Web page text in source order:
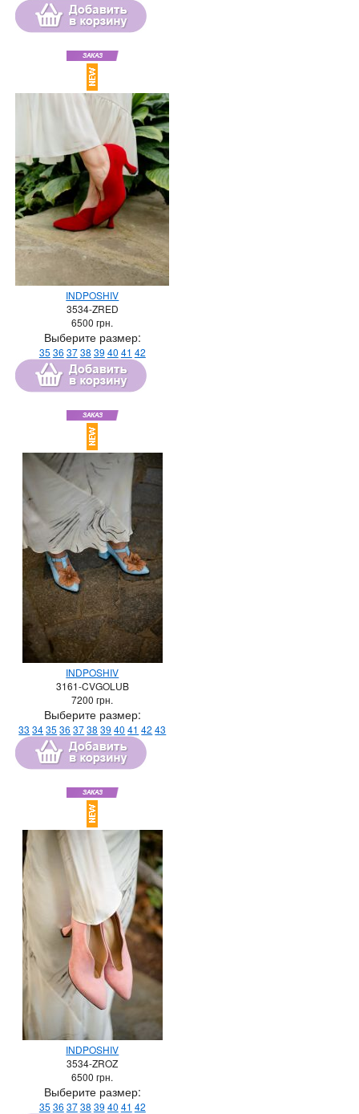
INDPOSHIV
3534-ZRED
6500 грн.
Выберите размер:
35 36 3738 39 40 41 42
INDPOSHIV
3161-CVGOLUB
7200 грн.
Выберите размер:
33 3435 36 3738 39 40 41 42 43
INDPOSHIV
3534-ZROZ
6500 грн.
Выберите размер:
35 36 3738 39 40 41 42